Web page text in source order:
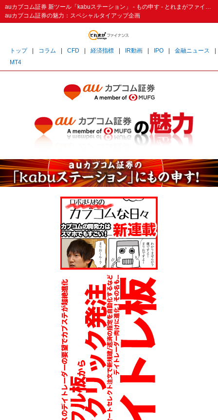
auカブコム証券 新ツール「kabuステーション」 - もの申す - とれまがファイナンス
auカブコム証券の魅力：スペシャルタイアップ企画
トップ コラム CFD 経済指標 IR動画 IPO 金融ニュース
MT4